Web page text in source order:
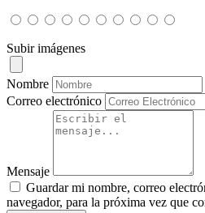
Subir imágenes
Nombre
Correo electrónico
Mensaje
Guardar mi nombre, correo
navegador, para la próxima vez que